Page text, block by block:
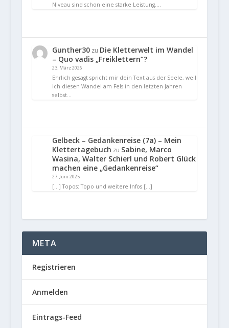
Niveau sind schon eine starke Leistung.…
Gunther30zu Die Kletterwelt im Wandel
– Quo vadis „Freiklettern“?
23. März 2026
Ehrlich gesagt spricht mir dein Text aus der Seele, weil
ich diesen Wandel am Fels in den letzten Jahren
selbst…
Gelbeck – Gedankenreise (7a) – Mein
Klettertagebuch zu Sabine, Marco
Wasina, Walter Schierl und Robert Glück
machen eine „Gedankenreise“
27. Juni 2025
[…] Topos: Topo und weitere Infos […]
META
Registrieren
Anmelden
Eintrags-Feed